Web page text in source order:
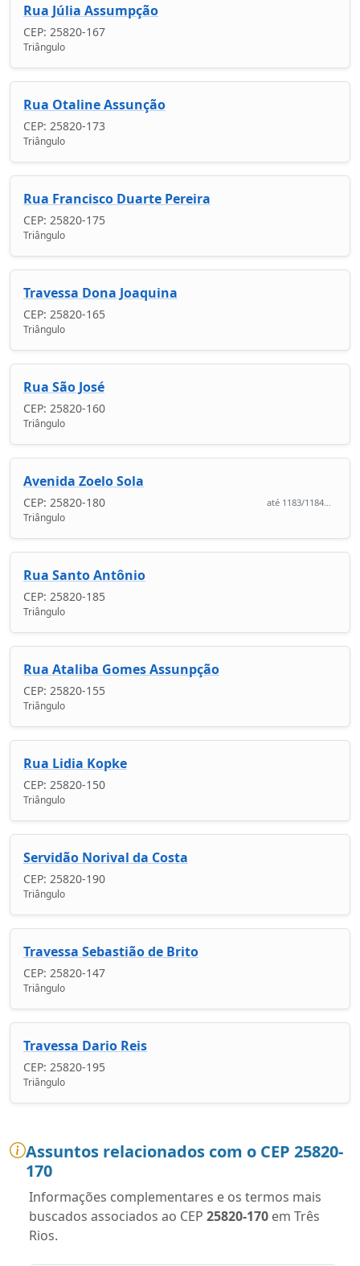
Rua Júlia Assumpção
CEP: 25820-167
Triângulo
Rua Otaline Assunção
CEP: 25820-173
Triângulo
Rua Francisco Duarte Pereira
CEP: 25820-175
Triângulo
Travessa Dona Joaquina
CEP: 25820-165
Triângulo
Rua São José
CEP: 25820-160
Triângulo
Avenida Zoelo Sola
CEP: 25820-180 até 1183/1184...
Triângulo
Rua Santo Antônio
CEP: 25820-185
Triângulo
Rua Ataliba Gomes Assunpção
CEP: 25820-155
Triângulo
Rua Lidia Kopke
CEP: 25820-150
Triângulo
Servidão Norival da Costa
CEP: 25820-190
Triângulo
Travessa Sebastião de Brito
CEP: 25820-147
Triângulo
Travessa Dario Reis
CEP: 25820-195
Triângulo
Assuntos relacionados com o CEP 25820-
170
Informações complementares e os termos mais
buscados associados ao CEP 25820-170 em Três
Rios.